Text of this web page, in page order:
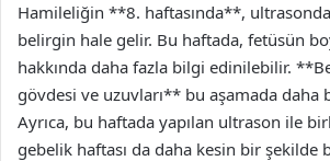
Hamileliğin **8. haftasında**,
belirgin hale gelir. Bu haftada, fetüsün
hakkında daha fazla bilgi edinilebilir.
gövdesi ve uzuvları** bu aşamada daha
Ayrıca, bu haftada yapılan ultrason ile
gebelik haftası da daha kesin bir şekilde